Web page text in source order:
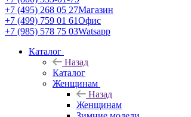
+7 (495) 268 05 27Магазин
+7 (499) 759 01 61Офис
+7 (985) 578 75 03Watsapp
Каталог
Назад
Каталог
Женщинам
Назад
Женщинам